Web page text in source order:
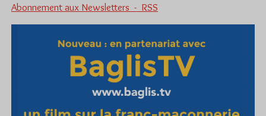
Abonnement aux Newsletters - RSS